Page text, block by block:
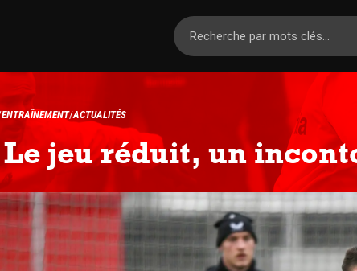
ENTRAÎNEMENT ACTUALITÉS
Le jeu réduit, un